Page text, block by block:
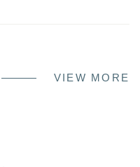
VIEW MORE